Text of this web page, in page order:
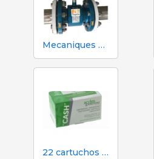
Mecaniques Segalés DN150 Contador de Volume e Nitrogênio
22 cartuchos verdes calibre para atordoamento em dinheiro no matadouro